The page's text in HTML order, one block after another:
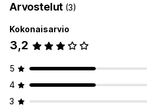
Arvostelut (3)
Kokonaisarvio
3,2
5
4
3